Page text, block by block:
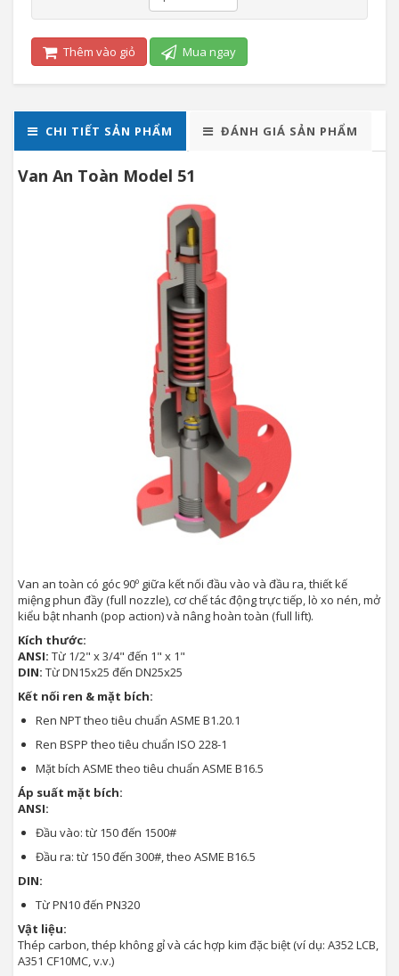
Thêm vào giỏ Mua ngay
CHI TIẾT SẢN PHẨM ĐÁNH GIÁ SẢN PHẨM
Van An Toàn Model 51
Van an toàn có góc 90º giữa kết nối đầu vào và đầu ra, thiết kế
miệng phun đầy (full nozzle), cơ chế tác động trực tiếp, lò xo nén, mở
kiểu bật nhanh (pop action) và nâng hoàn toàn (full lift).
Kích thước:
ANSI: Từ 1/2" x 3/4" đến 1" x 1"
DIN: Từ DN15x25 đến DN25x25
Kết nối ren & mặt bích:
Ren NPT theo tiêu chuẩn ASME B1.20.1
Ren BSPP theo tiêu chuẩn ISO 228-1
Mặt bích ASME theo tiêu chuẩn ASME B16.5
Áp suất mặt bích:
ANSI:
Đầu vào: từ 150 đến 1500#
Đầu ra: từ 150 đến 300#, theo ASME B16.5
DIN:
Từ PN10 đến PN320
Vật liệu:
Thép carbon, thép không gỉ và các hợp kim đặc biệt (ví dụ: A352 LCB,
A351 CF10MC, v.v.)